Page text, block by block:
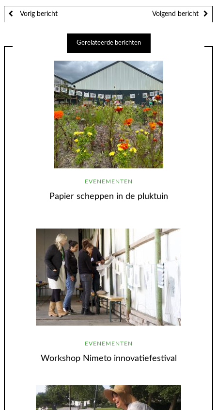
Vorig bericht Volgend bericht
Gerelateerde berichten
EVENEMENTEN
Papier scheppen in de pluktuin
EVENEMENTEN
Workshop Nimeto innovatiefestival